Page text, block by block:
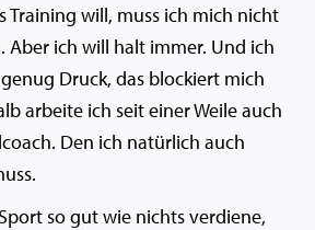
Training will, muss ich mich nicht
Aber ich will halt immer. Und ich
Druck, das blockiert mich
arbeite ich seit einer Weile auch
Den ich natürlich auch
so gut wie nichts verdiene,